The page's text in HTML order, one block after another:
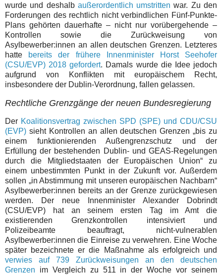
wurde und deshalb außerordentlich umstritten war. Zu den
Forderungen des rechtlich nicht verbindlichen Fünf-Punkte-
Plans gehörten dauerhafte – nicht nur vorübergehende –
Kontrollen sowie die Zurückweisung von
Asylbewerber:innen an allen deutschen Grenzen. Letzteres
hatte
bereits der frühere Innenminister Horst Seehofer
(CSU/EVP) 2018 gefordert. Damals wurde die Idee jedoch
aufgrund von Konflikten mit europäischem Recht,
insbesondere der Dublin-Verordnung, fallen gelassen.
Rechtliche Grenzgänge der neuen Bundesregierung
Der Koalitionsvertrag zwischen SPD (SPE) und CDU/CSU
(EVP) sieht Kontrollen an allen deutschen Grenzen „bis zu
einem funktionierenden Außengrenzschutz und der
Erfüllung der bestehenden Dublin- und GEAS-Regelungen
durch die Mitgliedstaaten der Europäischen Union“ zu
einem unbestimmten Punkt in der Zukunft vor. Außerdem
sollen „in Abstimmung mit unseren europäischen Nachbarn“
Asylbewerber:innen bereits an der Grenze zurückgewiesen
werden. Der neue Innenminister Alexander Dobrindt
(CSU/EVP) hat an seinem ersten Tag im Amt die
existierenden Grenzkontrollen intensiviert und
Polizeibeamte beauftragt, nicht-vulnerablen
Asylbewerber:innen die Einreise zu verwehren. Eine Woche
später bezeichnete er die Maßnahme als erfolgreich und
verwies auf 739 Zurückweisungen an den deutschen
Grenzen im Vergleich zu 511 in der Woche vor seinem